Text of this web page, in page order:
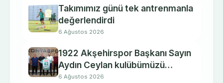
Takımımız günü tek antrenmanla
değerlendirdi
6 Ağustos 2026
1922 Akşehirspor Başkanı Sayın
Aydın Ceylan kulübümüzü
ziyaret etti.
6 Ağustos 2026